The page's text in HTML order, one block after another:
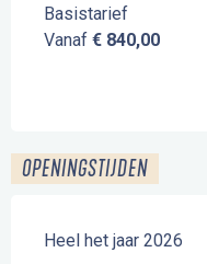
Basistarief
Vanaf € 840,00
OPENINGSTIJDEN
Heel het jaar 2026